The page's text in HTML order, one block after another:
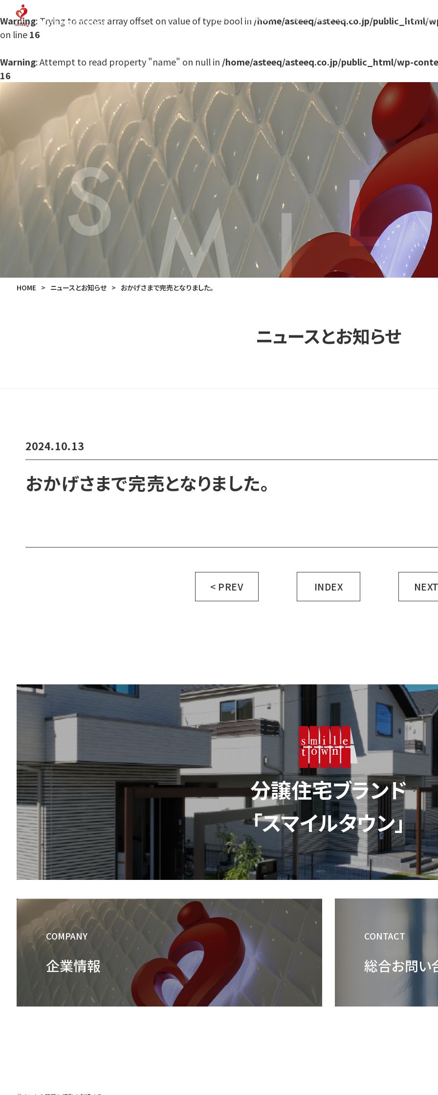
TOP 事業紹介 新築戸建/宅地分譲 リノベーション物
Warning: Trying to access array offset on value of type bool in /home/asteeq/asteeq.co.jp/public_html/
on line16
Warning: Attempt to read property "name" on null in /home/asteeq/asteeq.co.jp/public_html/wp-
16
HOME > ニュースとお知らせ > おかげさまで完売となりました。
ニュースとお知らせ
2024.10.13
おかげさまで完売となりました。
< PREV INDEX
分譲住宅ブランド
「スマイルタウン」
COMPANY
企業情報
CONTACT
総合お問い